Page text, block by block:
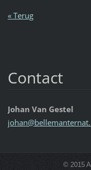
« Terug
Contact
Johan Van Gestel
johan@bellemante
© 2015